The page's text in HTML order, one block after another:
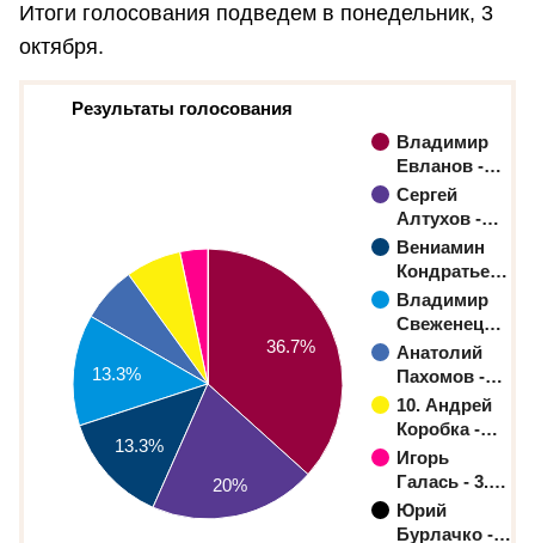
Итоги голосования подведем в понедельник, 3
октября.